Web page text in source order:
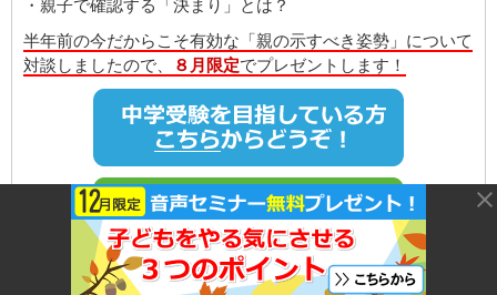
・親子で確認する「決まり」とは？
半年前の今だからこそ有効な「親の示すべき姿勢」について
対談しましたので、
８月限定でプレゼントします！